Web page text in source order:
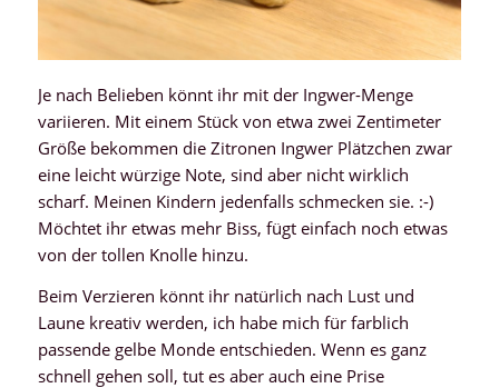
Je nach Belieben könnt ihr mit der Ingwer-Menge
variieren. Mit einem Stück von etwa zwei Zentimeter
Größe bekommen die Zitronen Ingwer Plätzchen zwar
eine leicht würzige Note, sind aber nicht wirklich
scharf. Meinen Kindern jedenfalls schmecken sie. :-)
Möchtet ihr etwas mehr Biss, fügt einfach noch etwas
von der tollen Knolle hinzu.
Beim Verzieren könnt ihr natürlich nach Lust und
Laune kreativ werden, ich habe mich für farblich
passende gelbe Monde entschieden. Wenn es ganz
schnell gehen soll, tut es aber auch eine Prise